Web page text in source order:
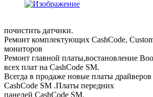
почистить датчики.
Ремонт комплектующих CashCode,
мониторов
Ремонт главной платы,востановление
всех плат на CashCode SM.
Всегда в продаже новые платы драйверов
CashCode SM .Платы передних
панелей CashCode SM.